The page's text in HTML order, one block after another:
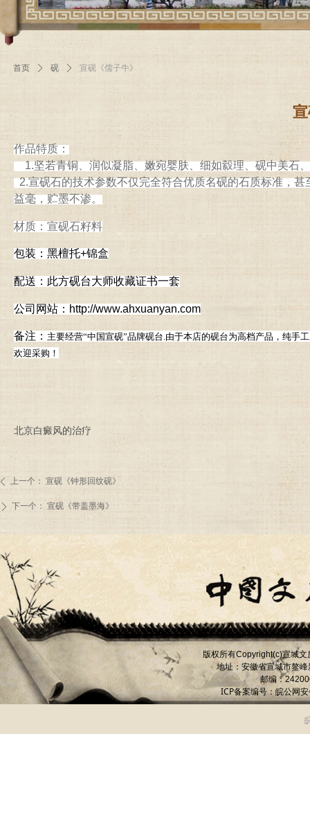
首页 ꄲ 砚 ꄲ 宣砚《儒子牛》
上一个： 宣砚《钟形回纹砚》
ꄲ 下一个： 宣砚《带盖墨海》
作品特质：
1.坚若青铜、润似凝脂、嫩宛婴肤、细如縠理、砚中美石
2.宣砚石的技术参数不仅完全符合优质名砚的石质标准，
益毫，贮墨不渗。
材质：宣砚石籽料
包装：黑檀托+锦盒
配送：此方砚台大师收藏证书一套
公司网站：http://www.ahxuanyan.com
备注： 主要经营“中国宣砚”品牌砚台.由于本店的砚台为高档产品，纯手
欢迎采购！
北京白癜风的治疗
版权所有Copyright(c)宣城文
地址：安徽省宣城市鳌峰
邮编：
ICP备案编号： 皖公网